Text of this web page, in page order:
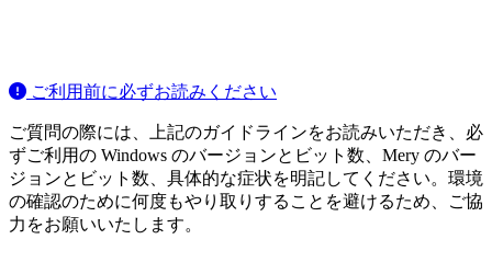
ご利用前に必ずお読みください
ご質問の際には、上記のガイドラインをお読みいただき、必
ずご利用の Windows のバージョンとビット数、Mery のバー
ジョンとビット数、具体的な症状を明記してください。環境
の確認のために何度もやり取りすることを避けるため、ご協
力をお願いいたします。